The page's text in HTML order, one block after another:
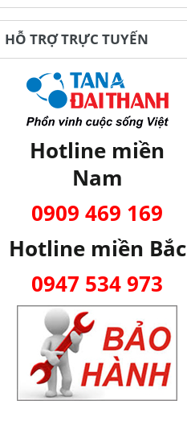
HỖ TRỢ TRỰC TUYẾN
Hotline miền
Nam
0909 469 169
Hotline miền Bắc
0947 534 973